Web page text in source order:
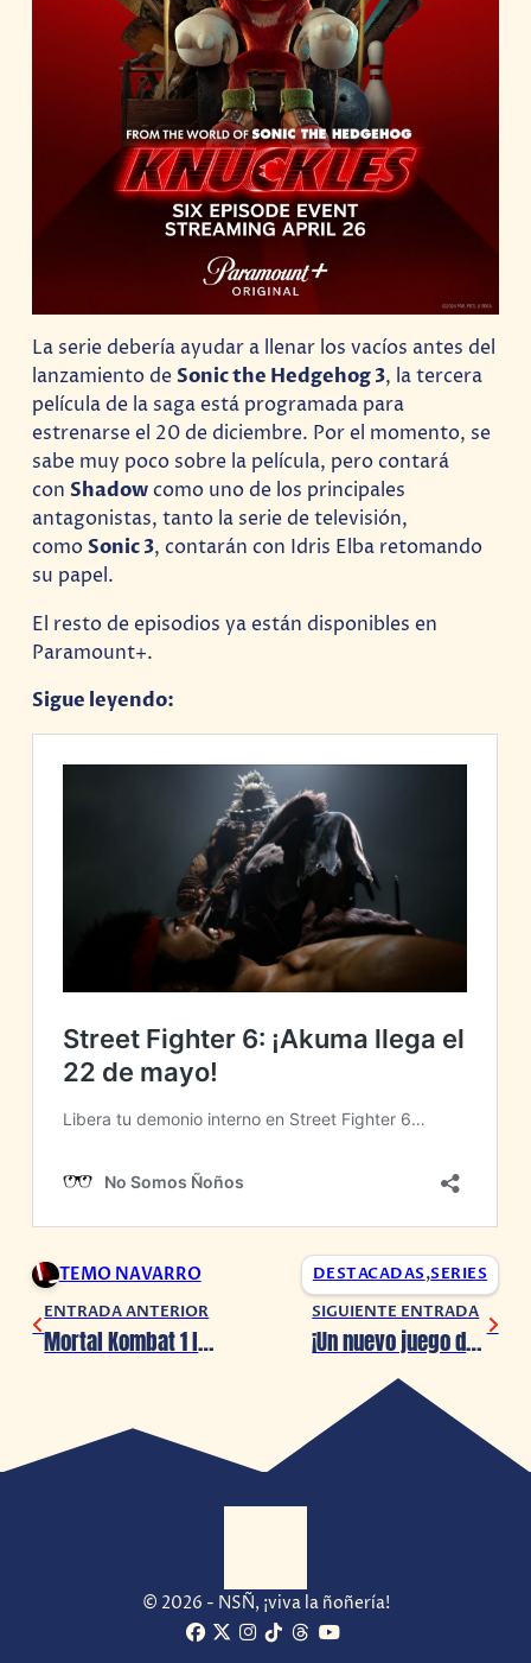
La serie debería ayudar a llenar los vacíos antes del
lanzamiento deSonic the Hedgehog 3, la tercera
película de la saga está programada para
estrenarse el 20 de diciembre. Por el momento, se
sabe muy poco sobre la película, pero contará
conShadowcomo uno de los principales
antagonistas, tanto la serie de televisión,
comoSonic 3, contarán con Idris Elba retomando
su papel.
El resto de episodios ya están disponibles en
Paramount+.
Sigue leyendo:
TEMO NAVARRO DESTACADAS,SERIES
ENTRADA ANTERIOR
Mortal Kombat 1 lanza el primer teaser de Homelander
SIGUIENTE ENTRADA
¡Un nuevo juego de Alien ha sido anunciado!
© 2026 - NSÑ, ¡viva la ñoñería!